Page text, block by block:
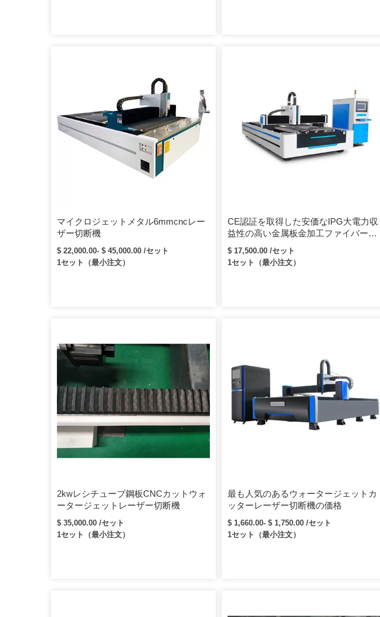
マイクロジェットメタル6mmcncレー
ザー切断機
$ 22,000.00- $ 45,000.00 /セット
1セット（最小注文）
CE認証を取得した安価なIPG大電力収
益性の高い金属板金加工ファイバーレ
ーザージェット切断機
$ 17,500.00 /セット
1セット（最小注文）
2kwレシチューブ鋼板CNCカットウォ
ータージェットレーザー切断機
$ 35,000.00 /セット
1セット（最小注文）
最も人気のあるウォータージェットカ
ッターレーザー切断機の価格
$ 1,660.00- $ 1,750.00 /セット
1セット（最小注文）